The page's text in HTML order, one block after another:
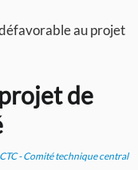
au projet
de
- Comité technique central